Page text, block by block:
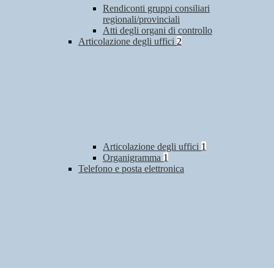
Rendiconti gruppi consiliari
regionali/provinciali
Atti degli organi di controllo
Articolazione degli uffici 2
Articolazione degli uffici 1
Organigramma 1
Telefono e posta elettronica